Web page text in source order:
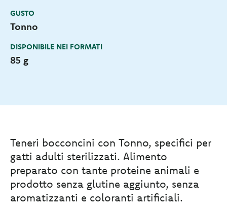
GUSTO
Tonno
DISPONIBILE NEI FORMATI
85 g
Teneri bocconcini con Tonno, specifici per
gatti adulti sterilizzati. Alimento
preparato con tante proteine animali e
prodotto senza glutine aggiunto, senza
aromatizzanti e coloranti artificiali.